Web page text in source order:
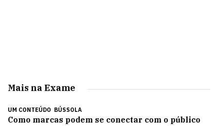
Mais na Exame
UM CONTEÚDO BÚSSOLA
Como marcas podem se conectar com o público